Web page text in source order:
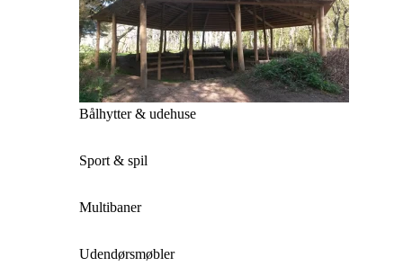
Bålhytter & udehuse
Sport & spil
Multibaner
Udendørsmøbler